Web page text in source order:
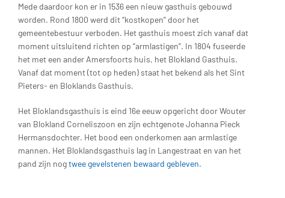
Mede daardoor kon er in 1536 een nieuw gasthuis gebouwd
worden. Rond 1800 werd dit “kostkopen” door het
gemeentebestuur verboden. Het gasthuis moest zich vanaf dat
moment uitsluitend richten op “armlastigen”. In 1804 fuseerde
het met een ander Amersfoorts huis, het Blokland Gasthuis.
Vanaf dat moment (tot op heden) staat het bekend als het Sint
Pieters- en Bloklands Gasthuis.
Het Bloklandsgasthuis is eind 16e eeuw opgericht door Wouter
van Blokland Corneliszoon en zijn echtgenote Johanna Pieck
Hermansdochter. Het bood een onderkomen aan armlastige
mannen. Het Bloklandsgasthuis lag in Langestraat en van het
pand zijn nogtwee gevelstenen bewaard gebleven.